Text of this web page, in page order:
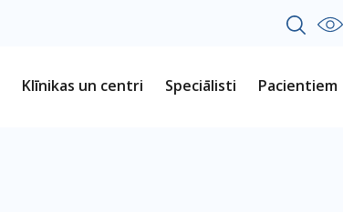
Klīnikas un centri Speciālisti Pacientiem